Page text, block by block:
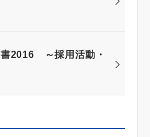
2016 ～採用活動・